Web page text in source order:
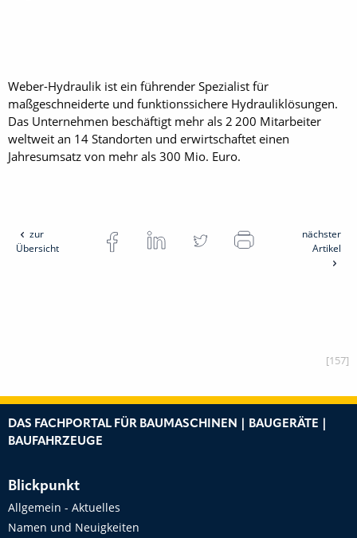
Weber-Hydraulik ist ein führender Spezialist für
maßgeschneiderte und funktionssichere Hydrauliklösungen.
Das Unternehmen beschäftigt mehr als 2 200 Mitarbeiter
weltweit an 14 Standorten und erwirtschaftet einen
Jahresumsatz von mehr als 300 Mio. Euro.
zur
Übersicht
nächster
Artikel
[157]
DAS FACHPORTAL FÜR BAUMASCHINEN | BAUGERÄTE |
BAUFAHRZEUGE
Blickpunkt
Allgemein - Aktuelles
Namen und Neuigkeiten